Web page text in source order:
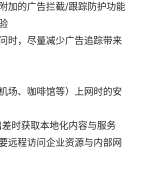
加的广告拦截/跟踪防护功能
时，尽量减少广告追踪带来
场、咖啡馆等）上网时的安
时获取本地化内容与服务
远程访问企业资源与内部网